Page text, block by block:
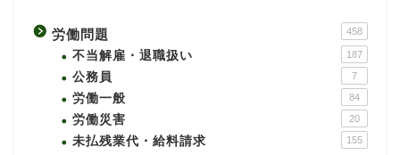
労働問題 458
不当解雇・退職扱い 187
公務員 7
労働一般 84
労働災害 20
未払残業代・給料請求 155